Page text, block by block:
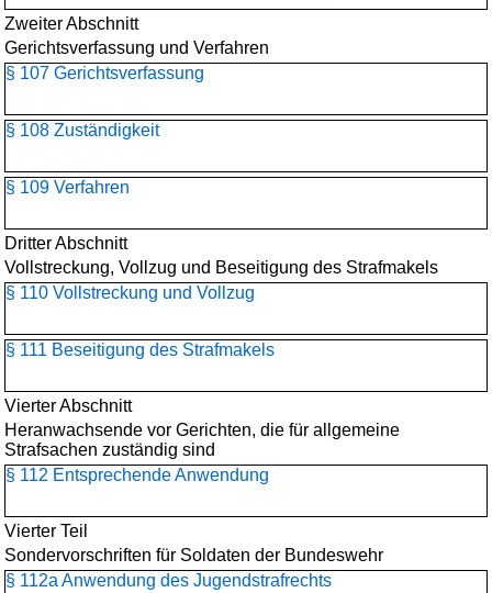
Zweiter Abschnitt
Gerichtsverfassung und Verfahren
§ 107 Gerichtsverfassung
§ 108 Zuständigkeit
§ 109 Verfahren
Dritter Abschnitt
Vollstreckung, Vollzug und Beseitigung des Strafmakels
§ 110 Vollstreckung und Vollzug
§ 111 Beseitigung des Strafmakels
Vierter Abschnitt
Heranwachsende vor Gerichten, die für allgemeine
Strafsachen zuständig sind
§ 112 Entsprechende Anwendung
Vierter Teil
Sondervorschriften für Soldaten der Bundeswehr
§ 112a Anwendung des Jugendstrafrechts